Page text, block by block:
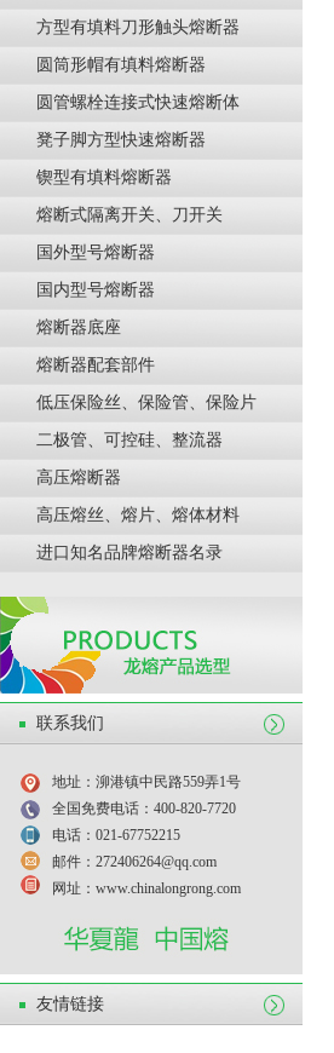
方型有填料刀形触头熔断器
圆筒形帽有填料熔断器
圆管螺栓连接式快速熔断体
凳子脚方型快速熔断器
锲型有填料熔断器
熔断式隔离开关、刀开关
国外型号熔断器
国内型号熔断器
熔断器底座
熔断器配套部件
低压保险丝、保险管、保险片
二极管、可控硅、整流器
高压熔断器
高压熔丝、熔片、熔体材料
进口知名品牌熔断器名录
联系我们
地址：泖港镇中民路559弄1号
全国免费电话：400-820-7720
电话：021-67752215
邮件：272406264@qq.com
网址：www.chinalongrong.com
友情链接